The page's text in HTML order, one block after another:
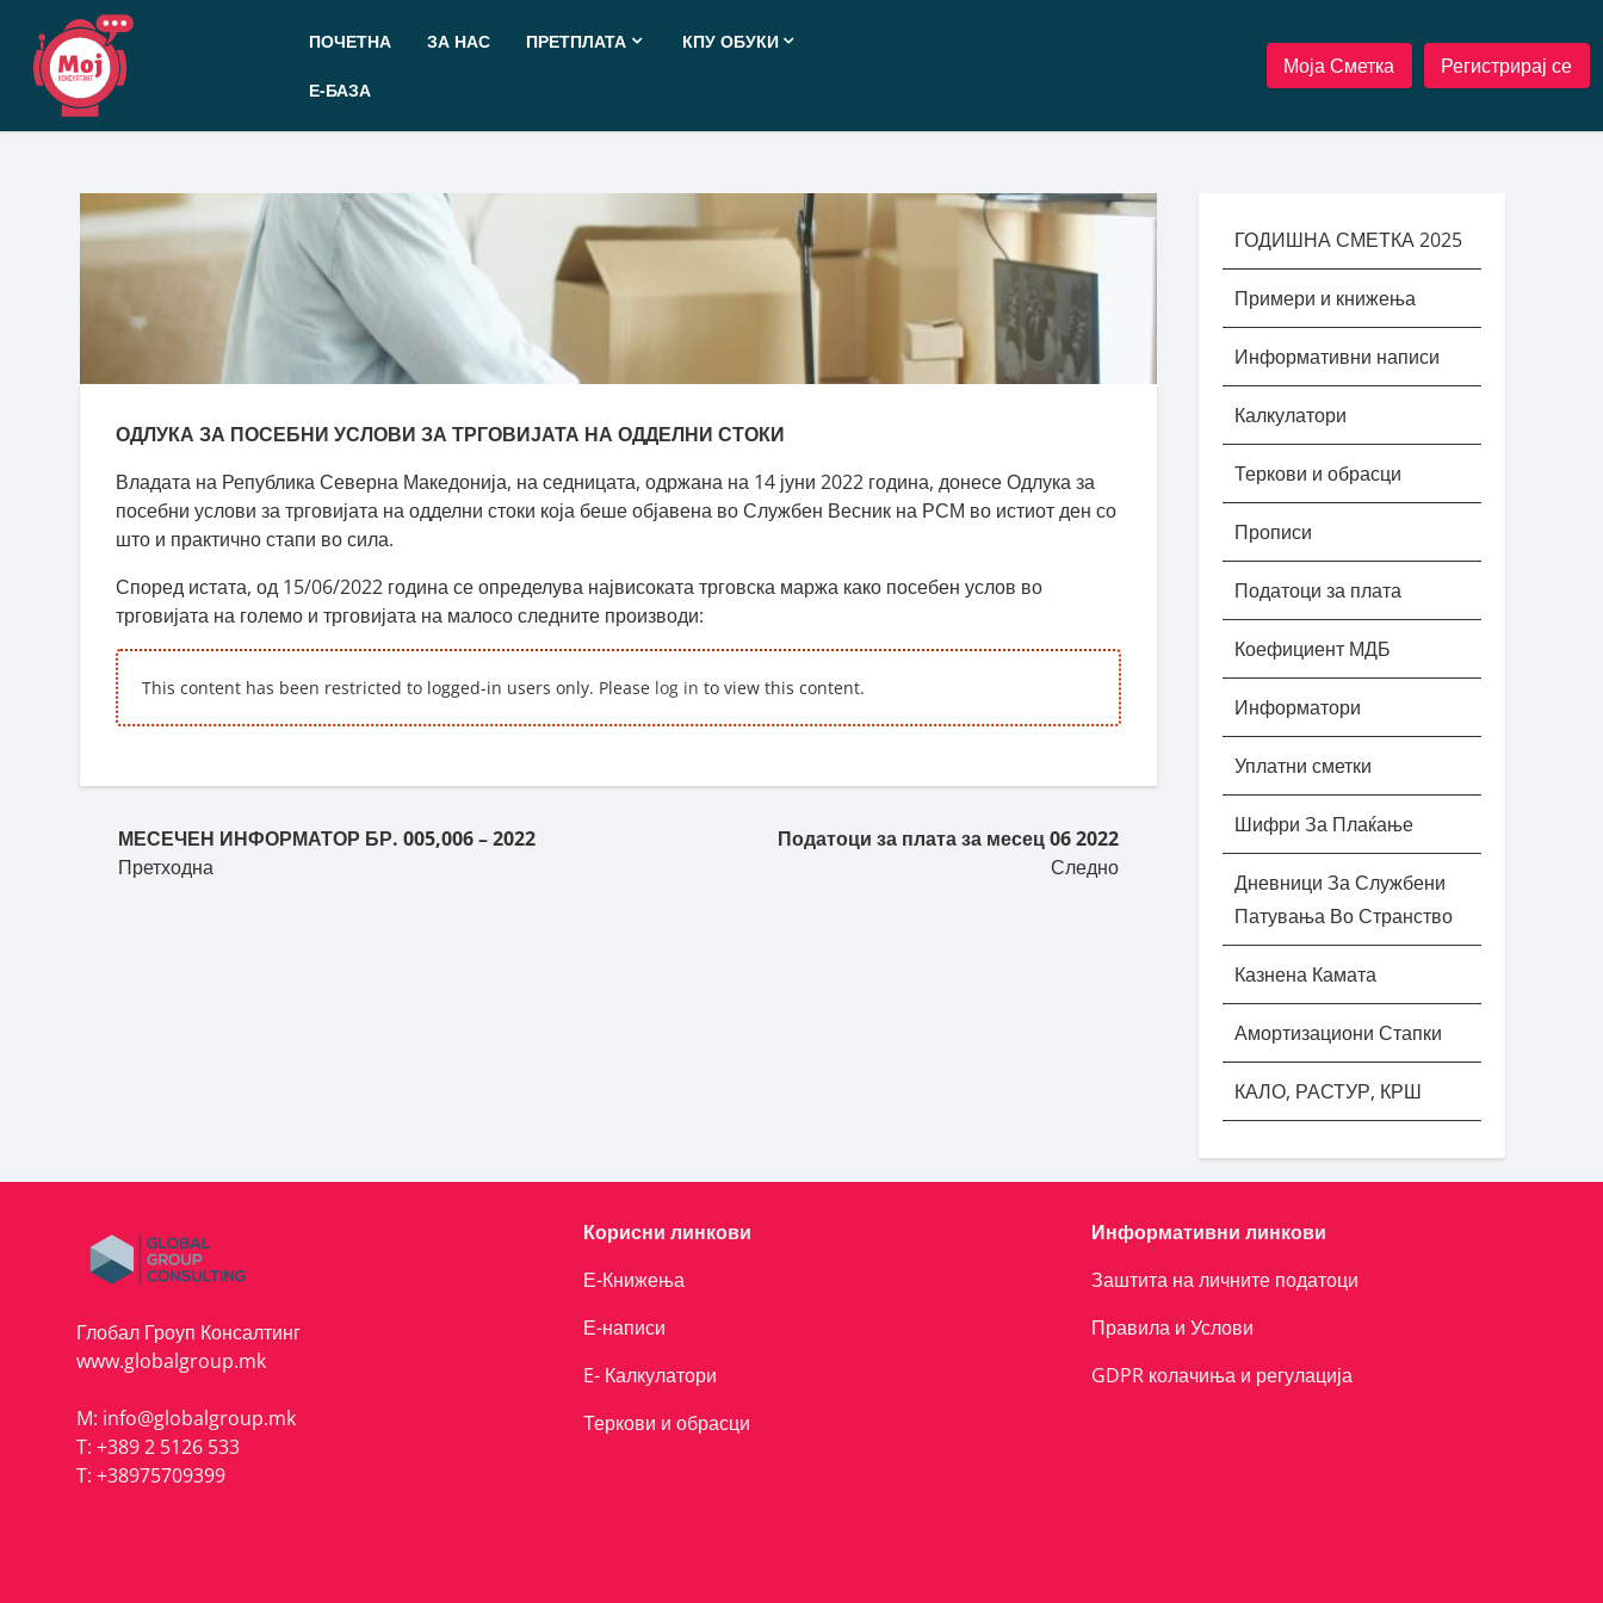
Прескокнете
содржината
ПОЧЕТНА ЗА НАС ПРЕТПЛАТА КПУ ОБУКИ
Е-БАЗА
Моја Сметка Регистрирај се
ОДЛУКА ЗА ПОСЕБНИ УСЛОВИ ЗА ТРГОВИЈАТА НА ОДДЕЛНИ СТОКИ
Владата на Република Северна Македонија, на седницата, одржана на 14 јуни 2022 година, донесе Одлука за
посебни услови за трговијата на одделни стоки која беше објавена во Службен Весник на РСМ во истиот ден со
што и практично стапи во сила.
Според истата, од 15/06/2022 година се определува највисоката трговска маржа како посебен услов во
трговијата на големо и трговијата на малосо следните производи:
This content has been restricted to logged-in users only. Please log in to view this content.
МЕСЕЧЕН ИНФОРМАТОР БР. 005,006 – 2022
Претходна
Податоци за плата за месец 06 2022
Следно
ГОДИШНА СМЕТКА 2025
Примери и книжења
Информативни написи
Калкулатори
Теркови и обрасци
Прописи
Податоци за плата
Коефициент МДБ
Информатори
Уплатни сметки
Шифри За Плаќање
Дневници За Службени
Патувања Во Странство
Казнена Камата
Амортизациони Стапки
КАЛО, РАСТУР, КРШ
Глобал Гроуп Консалтинг
www.globalgroup.mk
M: info@globalgroup.mk
T: +389 2 5126 533
T: +38975709399
Корисни линкови
Е-Книжења
Е-написи
E- Калкулатори
Теркови и обрасци
Информативни линкови
Заштита на личните податоци
Правила и Услови
GDPR колачиња и регулација